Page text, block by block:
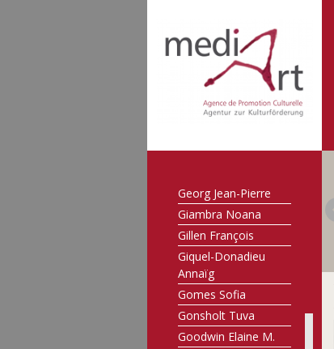
Faber-Mirus Maralde
Feinen Misch
Flener-Müller
Mariette
Flick Tom
Freitag Manfred
Georg Jean-Pierre
Giambra Noana
Gillen François
Giquel-Donadieu
Annaïg
Gomes Sofia
Gonsholt Tuva
Goodwin Elaine M.